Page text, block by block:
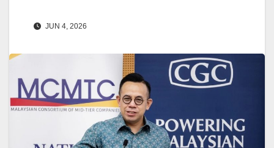
JUN 4, 2026